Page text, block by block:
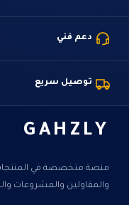
دعم فني
توصيل سريع
GAHZLY
منصة متخصصة في المنتجات
والمقاولين والمشروعات